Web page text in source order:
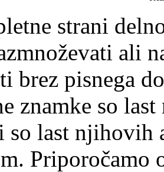
strani
ali
brez pisnega
znamke so
so last njihovih
Priporočamo